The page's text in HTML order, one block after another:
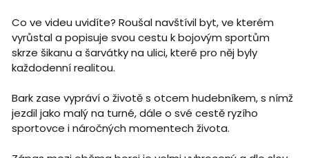
Co ve videu uvidíte? Roušal navštívil byt, ve kterém
vyrůstal a popisuje svou cestu k bojovým sportům
skrze šikanu a šarvátky na ulici, které pro něj byly
každodenní realitou.
Bark zase vypráví o životě s otcem hudebníkem, s nímž
jezdil jako malý na turné, dále o své cestě ryzího
sportovce i náročných momentech života.